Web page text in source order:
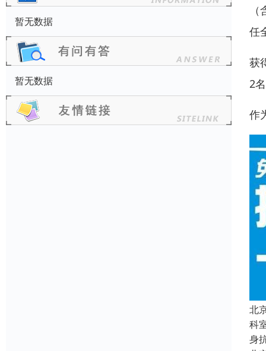
暂无数据
暂无数据
任
获
2
作
北
科
身